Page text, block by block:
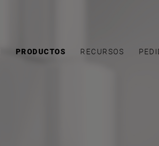
PRODUCTOS RECURSOS